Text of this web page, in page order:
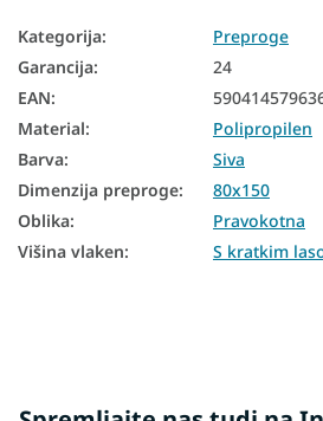
Preproge
Preproge
Preproge
Kategorija:
Preproge
Garancija:
24
EAN:
Material:
Polipropilen
Barva:
Siva
Dimenzija preproge:
80x150
Oblika:
Pravokotna
Višina vlaken: S kratkim